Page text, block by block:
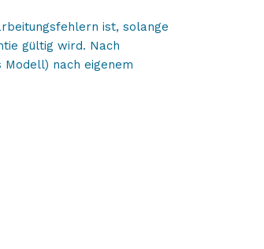
ist, solange
gültig wird. Nach
nach eigenem